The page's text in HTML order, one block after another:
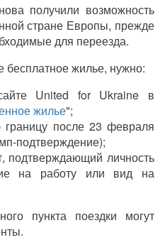
получили возможность
стране Европы, прежде
для переезда.
бесплатное жилье, нужно:
United for Ukraine в
жилье";
границу после 23 февраля
подтверждение);
подтверждающий личность
на работу или вид на
пункта поездки могут